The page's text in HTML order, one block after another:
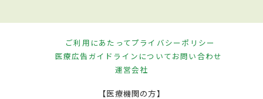
ご利用にあたってプライバシーポリシー
医療広告ガイドラインについてお問い合わせ
運営会社
【医療機関の方】